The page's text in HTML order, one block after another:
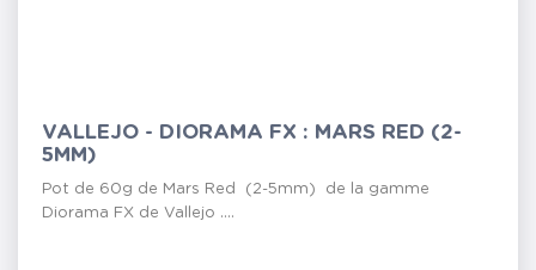
VALLEJO - DIORAMA FX : MARS RED (2-
5MM)
Pot de 60g de Mars Red (2-5mm) de la gamme
Diorama FX de Vallejo ....